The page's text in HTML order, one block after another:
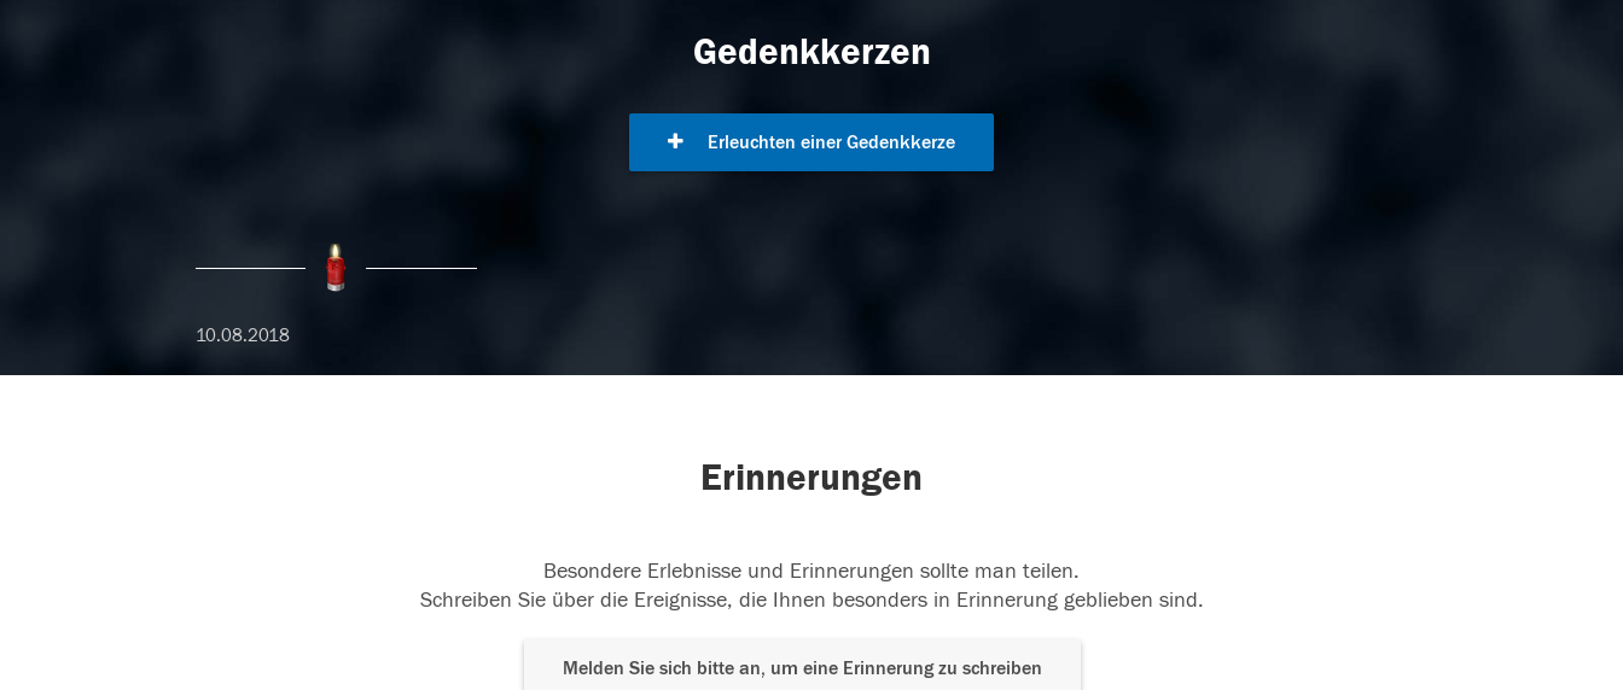
Gedenkkerzen
Erleuchten einer Gedenkkerze
10.08.2018
Erinnerungen
Besondere Erlebnisse und Erinnerungen sollte man teilen.
Schreiben Sie über die Ereignisse, die Ihnen besonders in Erinnerung geblieben sind.
Melden Sie sich bitte an, um eine Erinnerung zu schreiben